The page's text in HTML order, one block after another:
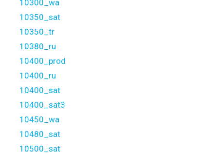
10300_wa
10350_sat
10350_tr
10380_ru
10400_prod
10400_ru
10400_sat
10400_sat3
10450_wa
10480_sat
10500_sat